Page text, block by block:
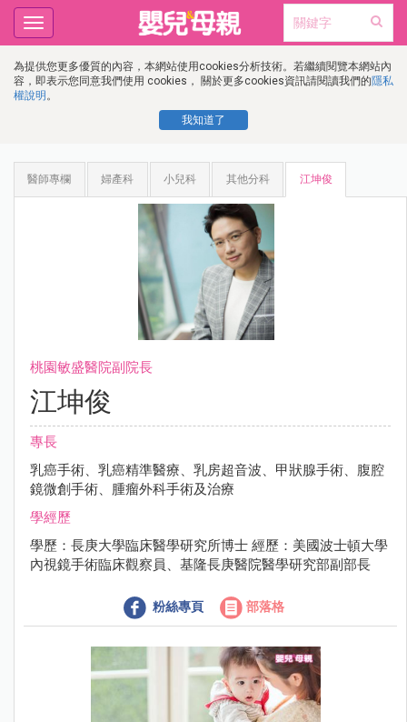
為提供您更多優質的內容，本網站使用cookies分析技術。若繼續閱覽本網站內
容，即表示您同意我們使用 cookies， 關於更多cookies資訊請閱讀我們的隱私
權說明 。
我知道了
Toggle
navigation
醫師專欄 婦產科 小兒科 其他分科 江坤俊
桃園敏盛醫院副院長
江坤俊
專長
乳癌手術、乳癌精準醫療、乳房超音波、甲狀腺手術、腹腔
鏡微創手術、腫瘤外科手術及治療
學經歷
學歷：長庚大學臨床醫學研究所博士 經歷：美國波士頓大學
內視鏡手術臨床觀察員、基隆長庚醫院醫學研究部副部長
粉絲專頁 部落格